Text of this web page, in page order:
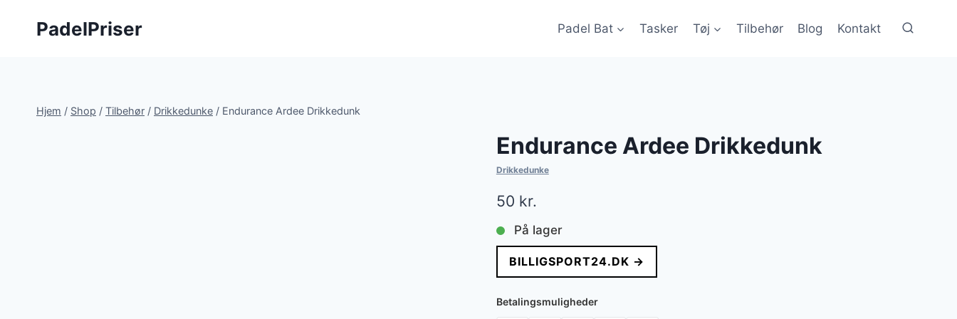
PadelPriser Padel Bat Tasker Tøj Tilbehør Blog Kontakt
Hjem / Shop / Tilbehør / Drikkedunke / Endurance Ardee Drikkedunk
Endurance Ardee Drikkedunk
Drikkedunke
50 kr.
På lager
BILLIGSPORT24.DK →
Betalingsmuligheder